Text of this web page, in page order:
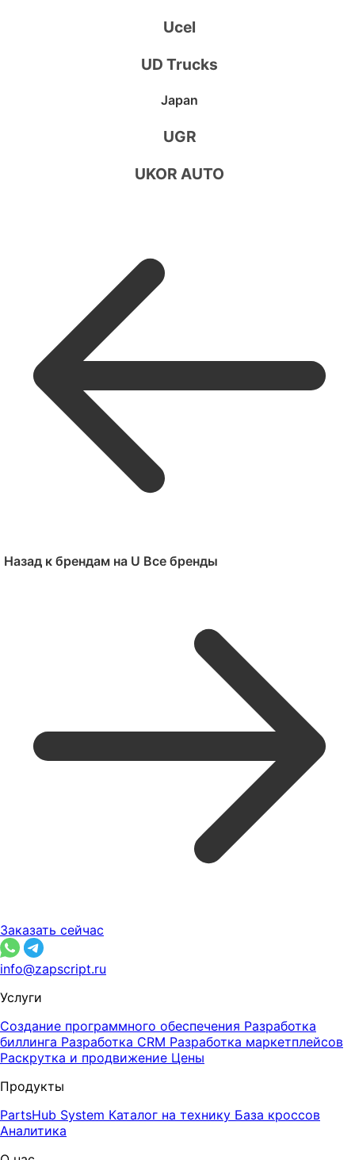
Ucel
UD Trucks
Japan
UGR
UKOR AUTO
Назад к брендам на U Все бренды
Заказать сейчас
info@zapscript.ru
Услуги
Создание программного обеспечения Разработка
биллинга Разработка CRM Разработка маркетплейсов
Раскрутка и продвижение Цены
Продукты
PartsHub System Каталог на технику База кроссов
Аналитика